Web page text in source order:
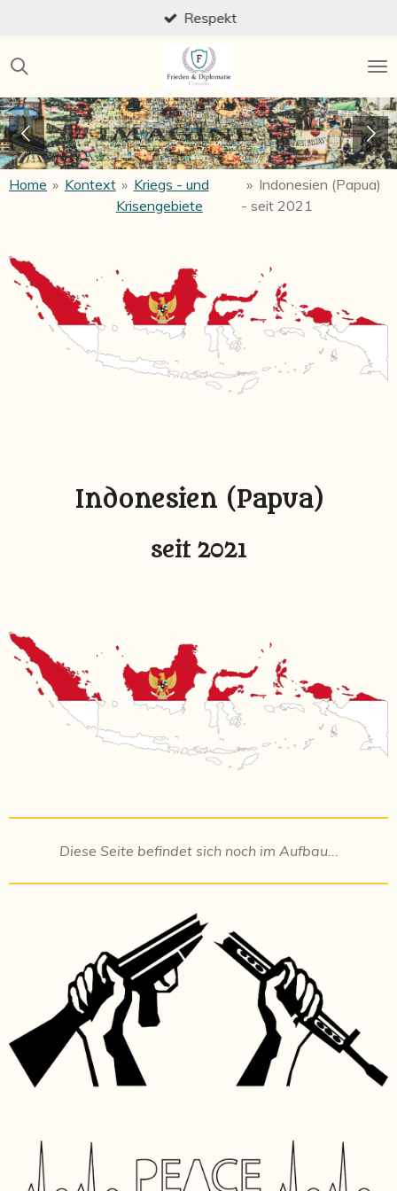
springen
Respekt
Home » Kontext » Kriegs - und
Krisengebiete
» Indonesien (Papua)
- seit 2021
Indonesien (Papua)
seit 2021
Diese Seite befindet sich noch im Aufbau...